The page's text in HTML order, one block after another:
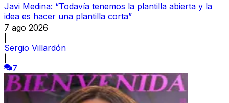
Javi Medina: “Todavía tenemos la plantilla abierta y la
idea es hacer una plantilla corta”
7 ago 2026
Sergio Villardón
7